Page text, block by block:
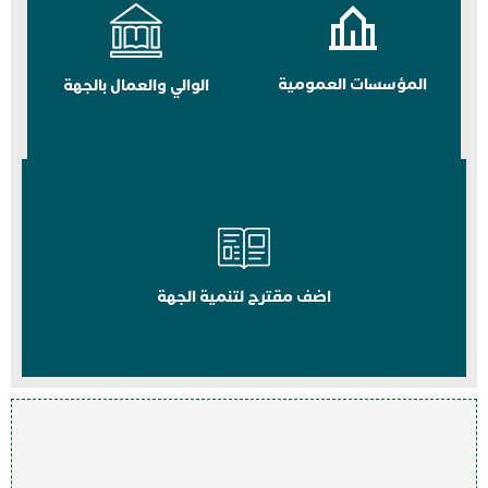
المؤسسات العمومية الوالي والعمال بالجهة
اضف مقترح لتنمية الجهة